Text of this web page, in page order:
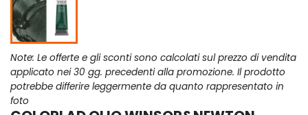
Note: Le offerte e gli sconti sono calcolati sul prezzo di vendita
applicato nei 30 gg. precedenti alla promozione. Il prodotto
potrebbe differire leggermente da quanto rappresentato in
foto